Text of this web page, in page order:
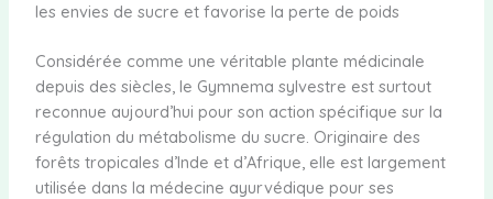
les envies de sucre et favorise la perte de poids
Considérée comme une véritable plante médicinale
depuis des siècles, le Gymnema sylvestre est surtout
reconnue aujourd’hui pour son action spécifique sur la
régulation du métabolisme du sucre. Originaire des
forêts tropicales d’Inde et d’Afrique, elle est largement
utilisée dans la médecine ayurvédique pour ses